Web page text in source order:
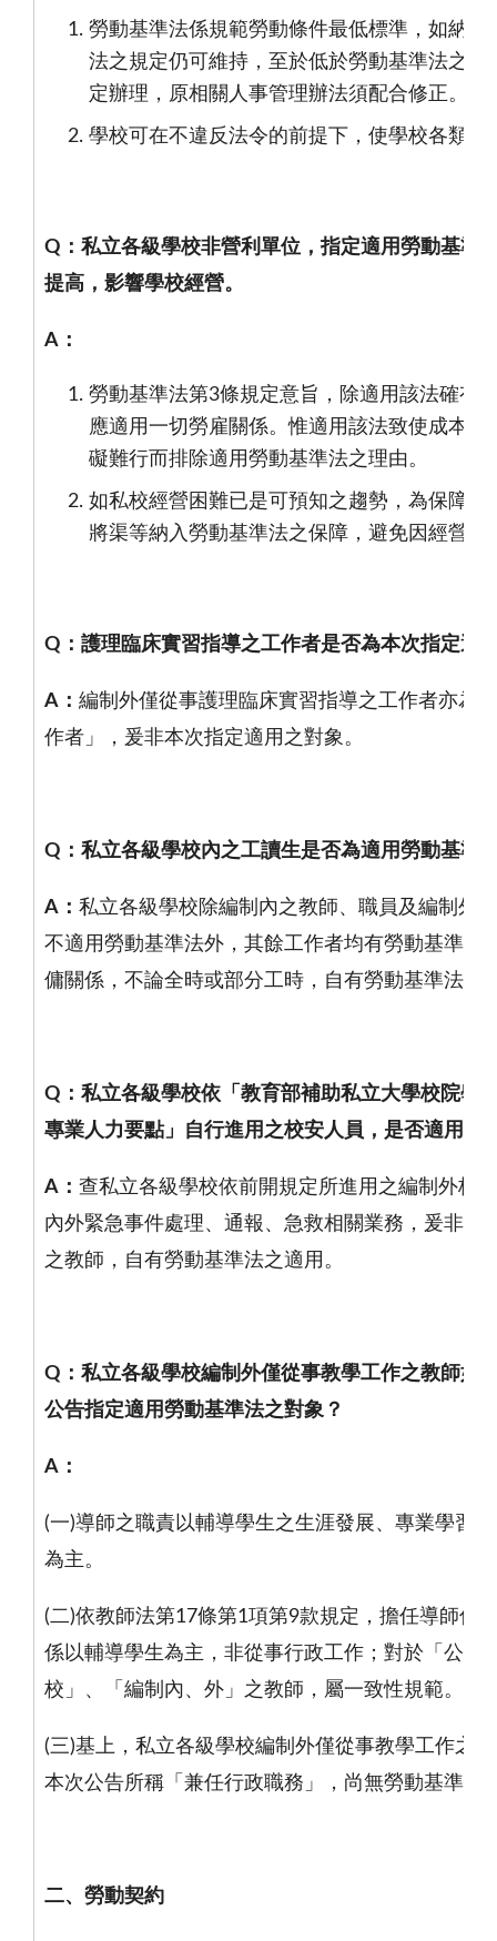
勞動基準法係規範勞動條件最低標準，如納入
法之規定仍可維持，至於低於勞動基準法之部
定辦理，原相關人事管理辦法須配合修正。
學校可在不違反法令的前提下，使學校各類人
Q ：私立各級學校非營利單位，指定適用勞動基準
提高，影響學校經營。
A ：
勞動基準法第3條規定意旨，除適用該法確有
應適用一切勞雇關係。惟適用該法致使成本增
礙難行而排除適用勞動基準法之理由。
如私校經營困難已是可預知之趨勢，為保障私
將渠等納入勞動基準法之保障，避免因經營不
Q ：護理臨床實習指導之工作者是否為本次指定適
A ： 編制外僅從事護理臨床實習指導之工作者亦為
作者」，爰非本次指定適用之對象。
Q ：私立各級學校內之工讀生是否為適用勞動基準
A ： 私立各級學校除編制內之教師、職員及編制外
不適用勞動基準法外，其餘工作者均有勞動基準法
傭關係，不論全時或部分工時，自有勞動基準法之
Q ：私立各級學校依「教育部補助私立大學校院學
專業人力要點」自行進用之校安人員，是否適用勞
A ： 查私立各級學校依前開規定所進用之編制外校
內外緊急事件處理、通報、急救相關業務，爰非屬
之教師，自有勞動基準法之適用。
Q ：私立各級學校編制外僅從事教學工作之教師如
公告指定適用勞動基準法之對象？
A ：
(一)導師之職責以輔導學生之生涯發展、專業學習
為主。
(二)依教師法第17條第1項第9款規定，擔任導師係
係以輔導學生為主，非從事行政工作；對於「公、
校」、「編制內、外」之教師，屬一致性規範。
(三)基上，私立各級學校編制外僅從事教學工作之
本次公告所稱「兼任行政職務」，尚無勞動基準法
二、勞動契約